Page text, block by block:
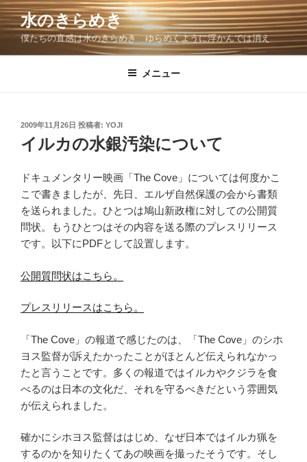
コ
ン
ン
水のきらめき
僕たちの直感は水のきらめき ゆらめくように浮かんでは消え
メニュー
投
日:
2009年11月26日 投稿者: YOJI
イルカの水銀汚染について
ドキュメンタリー映画「The Cove」については何度かこ
こで書きましたが、先日、エルザ自然保護の会から書類
を送られました。ひとつは鳩山新政権に対しての公開質
問状。もうひとつはその内容を送る際のプレスリリース
です。以下にPDFとして設置します。
公開質問状はこちら。
プレスリリースはこちら。
「The Cove」の報道で感じたのは、「The Cove」のシホ
ヨス監督が訴えたかったことがほとんど伝えられなかっ
たと言うことです。多くの報道ではイルカやクジラを食
べるのは日本の文化だ、それを守るべきだという雰囲気
が伝えられました。
確かにシホヨス監督ははじめ、なぜ日本ではイルカ猟を
するのかを知りたくてあの映画を撮ったそうです。そし